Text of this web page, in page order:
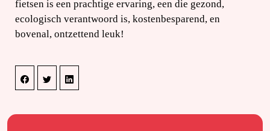
fietsen is een prachtige ervaring, een die gezond,
ecologisch verantwoord is, kostenbesparend, en
bovenal, ontzettend leuk!